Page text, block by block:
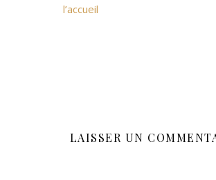
l’accueil FIN
LAISSER UN